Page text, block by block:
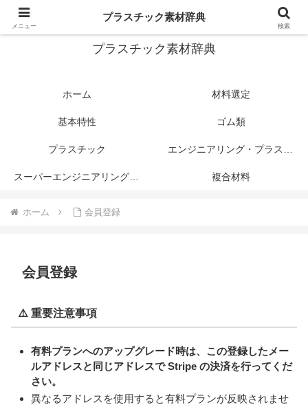
プラスチック関連情報サイト
プラスチック素材辞典
ホーム 材料選定
基本特性 ゴム類
プラスチック エンジニアリング・プラスチック
スーパーエンジニアリング・プラスチック 複合材料
ホーム 会員登録
会員登録
⚠️ 重要注意事項
有料プランへのアップグレード時は、この登録したメー
ルアドレスと同じアドレスで Stripe の決済を行ってくだ
さい。
異なるアドレスを使用すると有料プランが反映されませ
メニュー
プラスチック素材辞典
検索